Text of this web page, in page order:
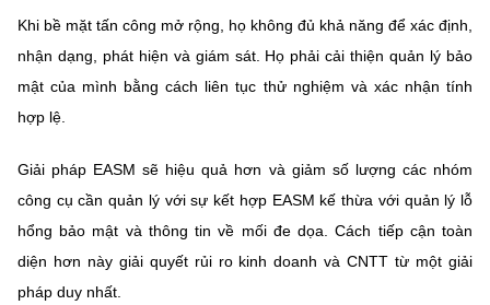
Khi bề mặt tấn công mở rộng, họ không đủ khả năng để xác định,
nhận dạng, phát hiện và giám sát. Họ phải cải thiện quản lý bảo
mật của mình bằng cách liên tục thử nghiệm và xác nhận tính
hợp lệ.
Giải pháp EASM sẽ hiệu quả hơn và giảm số lượng các nhóm
công cụ cần quản lý với sự kết hợp EASM kế thừa với quản lý lỗ
hổng bảo mật và thông tin về mối đe dọa. Cách tiếp cận toàn
diện hơn này giải quyết rủi ro kinh doanh và CNTT từ một giải
pháp duy nhất.